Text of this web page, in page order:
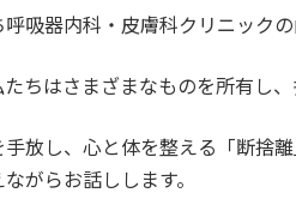
吸器内科・皮膚科クリニックの
ちはさまざまなものを所有し
放し、心と体を整える「断捨
がらお話しします。